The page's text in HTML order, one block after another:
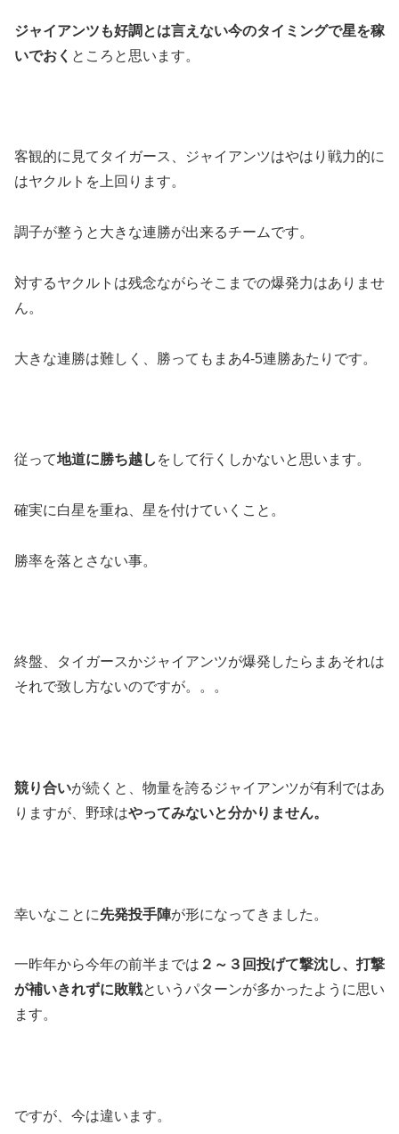
ジャイアンツも好調とは言えない今のタイミングで星を稼
いでおく ところと思います。
客観的に見てタイガース、ジャイアンツはやはり戦力的に
はヤクルトを上回ります。
調子が整うと大きな連勝が出来るチームです。
対するヤクルトは残念ながらそこまでの爆発力はありませ
ん。
大きな連勝は難しく、勝ってもまあ4-5連勝あたりです。
従って地道に勝ち越し をして行くしかないと思います。
確実に白星を重ね、星を付けていくこと。
勝率を落とさない事。
終盤、タイガースかジャイアンツが爆発したらまあそれは
それで致し方ないのですが。。。
競り合いが続くと、物量を誇るジャイアンツが有利ではあ
りますが、野球はやってみないと分かりません。
幸いなことに先発投手陣が形になってきました。
一昨年から今年の前半までは ２～３回投げて撃沈し、打撃
が補いきれずに敗戦というパターンが多かったように思い
ます。
ですが、今は違います。